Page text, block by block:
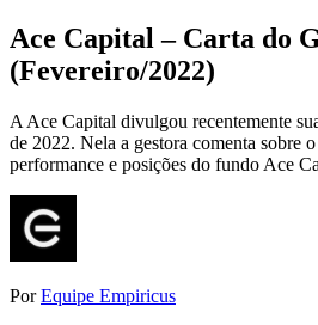
Ace Capital – Carta do
(Fevereiro/2022)
A Ace Capital divulgou recentemente
de 2022. Nela a gestora comenta sobre
performance e posições do fundo Ace
PorEquipe Empiricus